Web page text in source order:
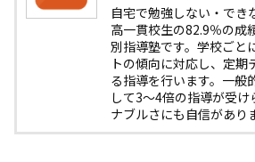
自宅で勉強しない・でき
高一貫校生の82.9％の成
別指導塾です。学校ごと
トの傾向に対応し、定期
る指導を行います。一般
して3〜4倍の指導が受
ナブルさにも自信があり